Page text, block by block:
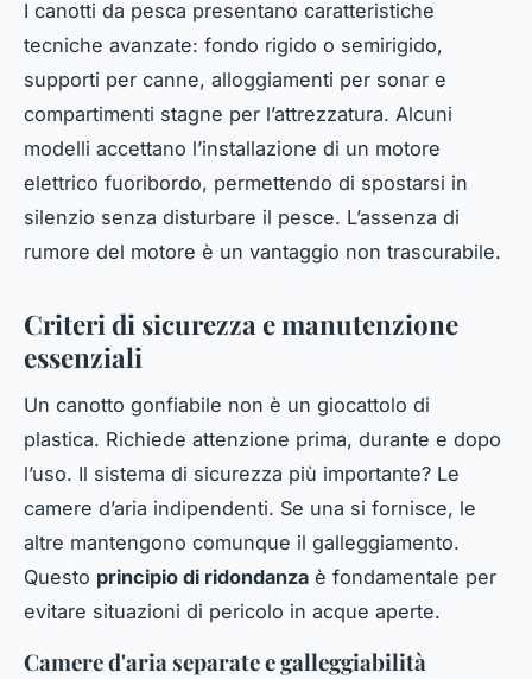
I canotti da pesca presentano caratteristiche
tecniche avanzate: fondo rigido o semirigido,
supporti per canne, alloggiamenti per sonar e
compartimenti stagne per l’attrezzatura. Alcuni
modelli accettano l’installazione di un motore
elettrico fuoribordo, permettendo di spostarsi in
silenzio senza disturbare il pesce. L’assenza di
rumore del motore è un vantaggio non trascurabile.
Criteri di sicurezza e manutenzione
essenziali
Un canotto gonfiabile non è un giocattolo di
plastica. Richiede attenzione prima, durante e dopo
l’uso. Il sistema di sicurezza più importante? Le
camere d’aria indipendenti. Se una si fornisce, le
altre mantengono comunque il galleggiamento.
Questo principio di ridondanza è fondamentale per
evitare situazioni di pericolo in acque aperte.
Camere d'aria separate e galleggiabilità